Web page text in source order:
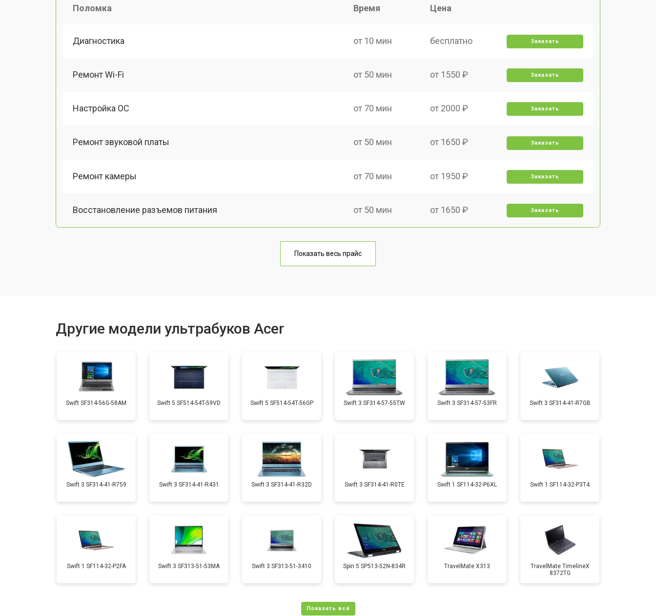
Поломка Время Цена
Диагностика от 10 мин бесплатно Заказать
Ремонт Wi-Fi от 50 мин от 1550 ₽ Заказать
Настройка ОС от 70 мин от 2000 ₽ Заказать
Ремонт звуковой платы от 50 мин от 1650 ₽ Заказать
Ремонт камеры от 70 мин от 1950 ₽ Заказать
Восстановление разъемов питания от 50 мин от 1650 ₽ Заказать
от 70 мин
Установка видеокарты от 60 мин от 1350 ₽ Заказать
Замена микрофона от 1950 ₽
Замена кулера от 50 мин от 1950 ₽ Заказать
Замена HDMI порта от 50 мин от 1750 ₽ Заказать
Замена матрицы от 110 мин от 3950 ₽ Заказать
Показать весь прайс
Другие модели ультрабуков Acer
Swift SF314-56G-58AM Swift 5 SF514-54T-59VD Swift 5 SF514-54T-56GP Swift 3 SF314-57-55TW Swift 3 SF314-57-53FR Swift 3 SF314-41-R7GB
Swift 3 SF314-41-R759 Swift 3 SF314-41-R431 Swift 3 SF314-41-R32D Swift 3 SF314-41-R0TE Swift 1 SF114-32-P6XL Swift 1 SF114-32-P3T4
Swift 1 SF114-32-P2FA Swift 3 SF313-51-53MA Swift 3 SF313-51-3410 Spin 5 SP513-52N-834R TravelMate X313
TravelMate TimelineX
8372TG